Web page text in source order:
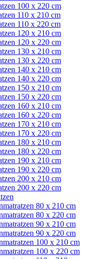
100 x 220 cm
110 x 210 cm
110 x 220 cm
120 x 210 cm
120 x 220 cm
130 x 210 cm
130 x 220 cm
140 x 210 cm
140 x 220 cm
150 x 210 cm
150 x 220 cm
160 x 210 cm
160 x 220 cm
170 x 210 cm
170 x 220 cm
180 x 210 cm
180 x 220 cm
190 x 210 cm
190 x 220 cm
200 x 210 cm
200 x 220 cm
80 x 210 cm
80 x 220 cm
90 x 210 cm
90 x 220 cm
100 x 210 cm
100 x 220 cm